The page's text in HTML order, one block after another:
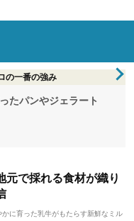
の一番の強み
たパンやジェラート
元で採れる食材が織り
に育った乳牛がもたらす新鮮なミル